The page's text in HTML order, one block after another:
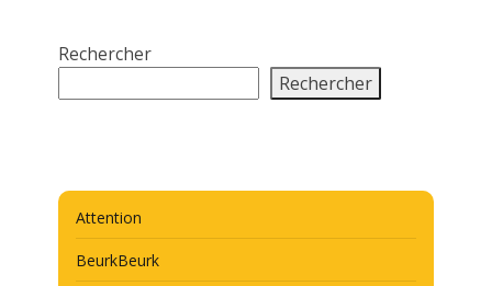
Rechercher
Rechercher
Attention
BeurkBeurk